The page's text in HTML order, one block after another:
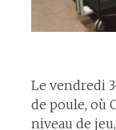
Le vendredi
de poule, où
niveau de